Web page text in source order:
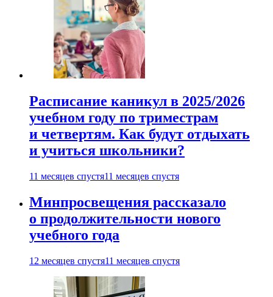
Расписание каникул в 2025/2026
учебном году по триместрам
и четвертям. Как будут отдыхать
и учиться школьники?
11 месяцев спустя11 месяцев спустя
Минпросвещения рассказало
о продолжительности нового
учебного года
12 месяцев спустя11 месяцев спустя